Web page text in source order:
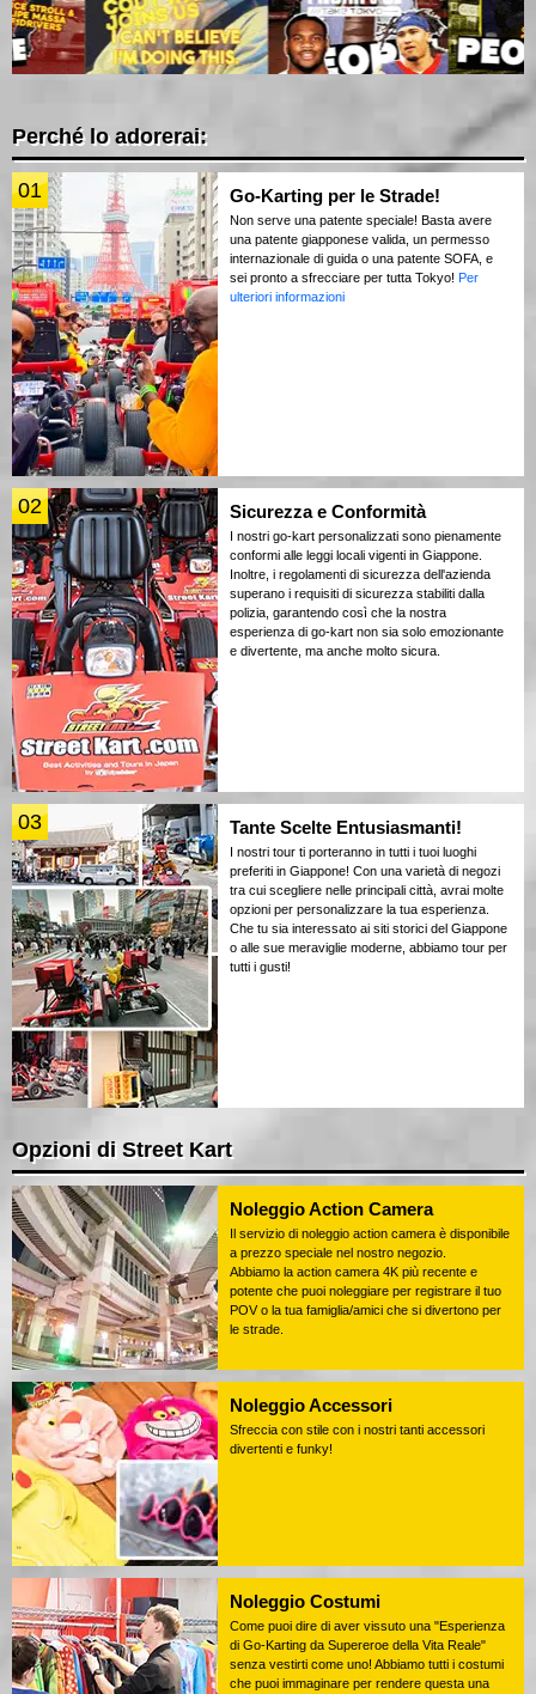
Perché lo adorerai:
01 Go-Karting per le Strade!
Non serve una patente speciale! Basta avere
una patente giapponese valida, un permesso
internazionale di guida o una patente SOFA, e
sei pronto a sfrecciare per tutta Tokyo! Per
ulteriori informazioni
02 Sicurezza e Conformità
I nostri go-kart personalizzati sono pienamente
conformi alle leggi locali vigenti in Giappone.
Inoltre, i regolamenti di sicurezza dell'azienda
superano i requisiti di sicurezza stabiliti dalla
polizia, garantendo così che la nostra
esperienza di go-kart non sia solo emozionante
e divertente, ma anche molto sicura.
03 Tante Scelte Entusiasmanti!
I nostri tour ti porteranno in tutti i tuoi luoghi
preferiti in Giappone! Con una varietà di negozi
tra cui scegliere nelle principali città, avrai molte
opzioni per personalizzare la tua esperienza.
Che tu sia interessato ai siti storici del Giappone
o alle sue meraviglie moderne, abbiamo tour per
tutti i gusti!
Opzioni di Street Kart
Noleggio Action Camera
Il servizio di noleggio action camera è disponibile
a prezzo speciale nel nostro negozio.
Abbiamo la action camera 4K più recente e
potente che puoi noleggiare per registrare il tuo
POV o la tua famiglia/amici che si divertono per
le strade.
Noleggio Accessori
Sfreccia con stile con i nostri tanti accessori
divertenti e funky!
Noleggio Costumi
Come puoi dire di aver vissuto una "Esperienza
di Go-Karting da Supereroe della Vita Reale"
senza vestirti come uno! Abbiamo tutti i costumi
che puoi immaginare per rendere questa una